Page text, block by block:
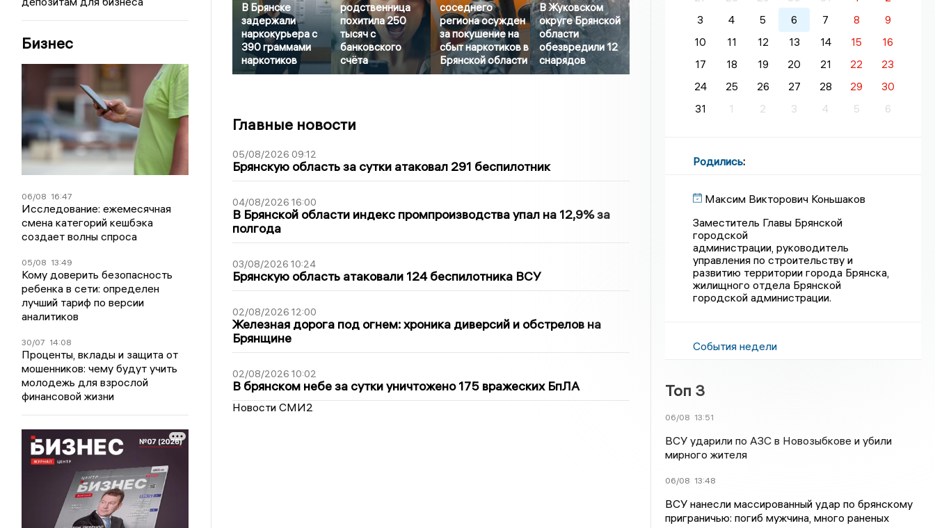
Бизнес
06/08 16:47
Исследование: ежемесячная
смена категорий кешбэка
создает волны спроса
05/08 13:49
Кому доверить безопасность
ребенка в сети: определен
лучший тариф по версии
аналитиков
30/07 14:08
Проценты, вклады и защита от
мошенников: чему будут учить
молодежь для взрослой
финансовой жизни
В Брянске
задержали
наркокурьера с
390 граммами
наркотиков
родственница
похитила 250
тысяч с
банковского
счёта
соседнего
региона осужден
за покушение на
сбыт наркотиков в
Брянской области
В Жуковском
округе Брянской
области
обезвредили 12
снарядов
Главные новости
05/08/2026 09:12
Брянскую область за сутки атаковал 291 беспилотник
04/08/2026 16:00
В Брянской области индекс промпроизводства упал на 12,9% за
полгода
03/08/2026 10:24
Брянскую область атаковали 124 беспилотника ВСУ
02/08/2026 12:00
Железная дорога под огнем: хроника диверсий и обстрелов на
Брянщине
02/08/2026 10:02
В брянском небе за сутки уничтожено 175 вражеских БпЛА
Новости СМИ2
3
4 5 6 7 8
9
10
11 12 13 14 15
16
17
18 19 20 21 22
23
24
25 26 27 28 29
30
31
1 2 3 4 5 6
Родились:
Максим Викторович Коньшаков
Заместитель Главы Брянской
городской
администрации, руководитель
управления по строительству и
развитию территории города Брянска,
жилищного отдела Брянской
городской администрации.
События недели
Топ 3
06/08 13:51
ВСУ ударили по АЗС в Новозыбкове и убили
мирного жителя
06/08 13:48
ВСУ нанесли массированный удар по брянскому
приграничью: погиб мужчина, много раненых